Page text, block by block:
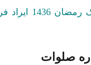
، مطابق با
صلوات